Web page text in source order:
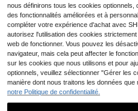
nous définirons tous les cookies optionnels,
des fonctionnalités améliorées et à
compléter votre expérience d'achat avec
autorisez l'utilisation des cookies
web de fonctionner. Vous pouvez les
navigateur, mais cela peut affecter le
sur les cookies que nous utilisons et pour
optionnels, veuillez sélectionner "Gérer les
manière dont nous traitons les données que
notre Politique de confidentialité.